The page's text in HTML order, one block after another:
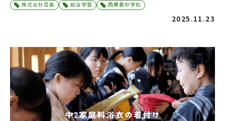
株式会社百森
総合学習 西粟倉中学校
2025.11.23